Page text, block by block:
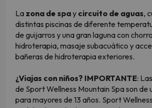
La zona de spay circuito de aguas,
distintas piscinas de diferente
de guijarros y una gran laguna con
hidroterapia, masaje subacuático y
bañeras de hidroterapia exteriores.
¿Viajas con niños? IMPORTANTE:
de Sport Wellness Mountain Spa son de
para mayores de 13 años. Sport